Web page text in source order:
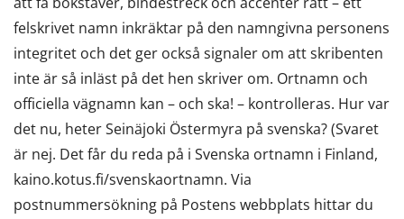
felskrivet namn inkräktar på den namngivna personens
integritet och det ger också signaler om att skribenten
inte är så inläst på det hen skriver om. Ortnamn och
officiella vägnamn kan – och ska! – kontrolleras. Hur var
det nu, heter Seinäjoki Östermyra på svenska? (Svaret
är nej. Det får du reda på i Svenska ortnamn i Finland,
kaino.kotus.fi/svenskaortnamn. Via
postnummersökning på Postens webbplats hittar du